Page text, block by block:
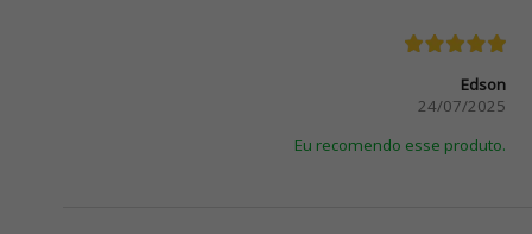
Edson
24/07/2025
Eu recomendo esse produto.